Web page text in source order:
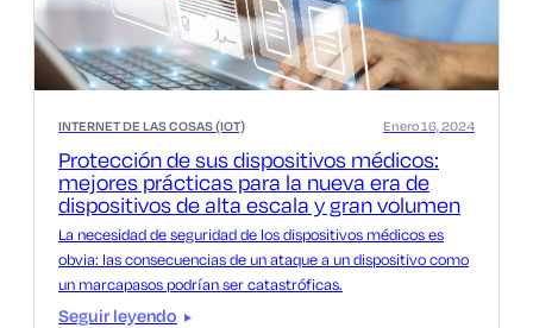
INTERNET DE LAS COSAS (IOT)
Protección de sus dispositivos médicos:
mejores prácticas para la nueva era de
dispositivos de alta escala y gran volumen
Enero 16, 2024
La necesidad de seguridad de los dispositivos médicos es
obvia: las consecuencias de un ataque a un dispositivo como
un marcapasos podrían ser catastróficas.
Seguir leyendo